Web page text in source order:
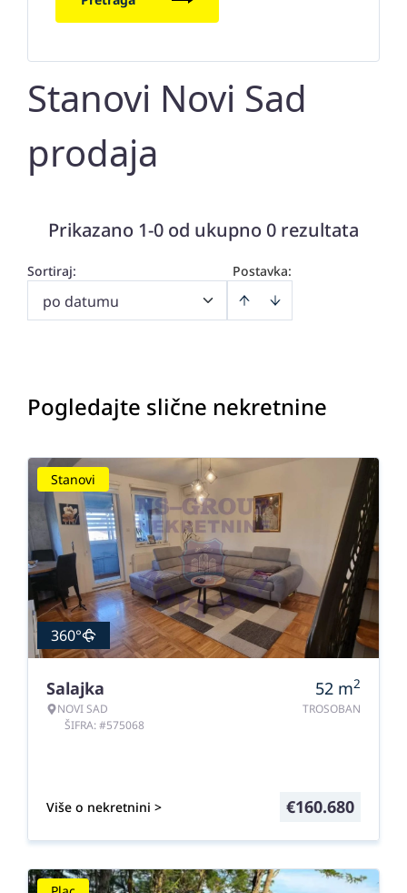
Stanovi Novi Sad
prodaja
Prikazano 1-0 od ukupno 0 rezultata
Postavka:
Sortiraj:
po datumu
Pogledajte slične nekretnine
Stanovi
360°
Salajka
NOVI SAD
ŠIFRA: #575068
52 m2
TROSOBAN
Više o nekretnini > €160.680